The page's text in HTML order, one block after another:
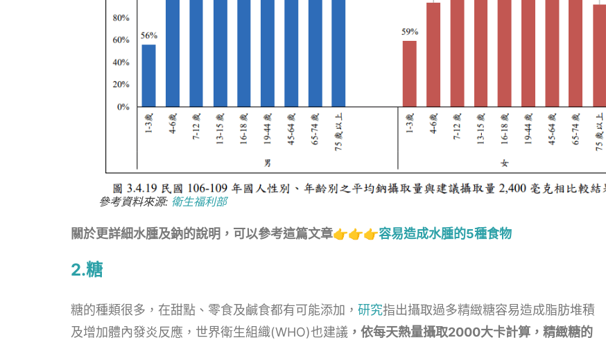
參考資料來源: 衛生福利部
關於更詳細水腫及鈉的說明，可以參考這篇文章👉👉👉容易造成水腫的5種食物
2.糖
糖的種類很多，在甜點、零食及鹹食都有可能添加， 研究指出攝取過多精緻糖容易造成脂肪堆積
及增加體內發炎反應，世界衛生組織(WHO)也建議 ，依每天熱量攝取2000大卡計算，精緻糖的